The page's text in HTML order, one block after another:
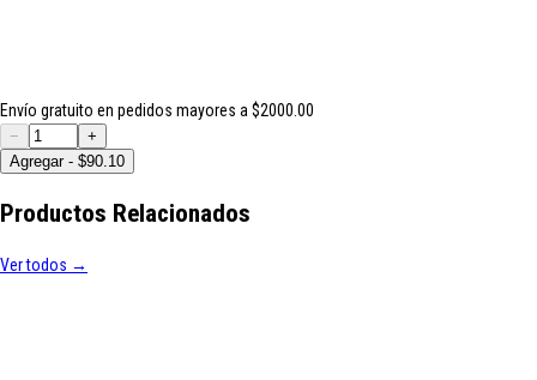
Envío gratuito en pedidos mayores a $2000.00
−
+
Agregar - $90.10
Productos Relacionados
Ver todos →